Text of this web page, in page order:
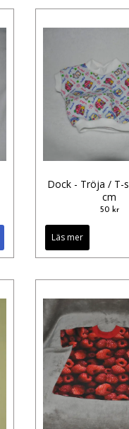
Dock - Tröja / T-
cm
50 kr
Läs mer